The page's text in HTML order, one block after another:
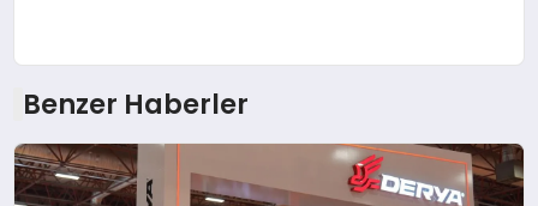
Benzer Haberler